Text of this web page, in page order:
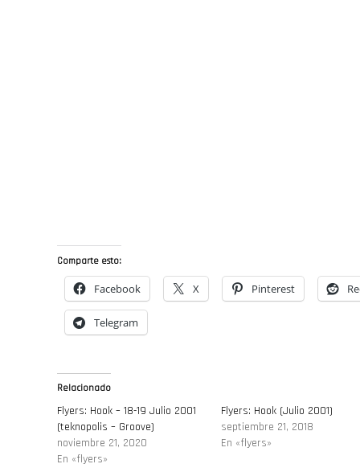
Comparte esto:
Facebook X Pinterest
Telegram
Relacionado
Flyers: Hook – 18-19 Julio 2001
(teknopolis – Groove)
noviembre 21, 2020
En «flyers»
Flyers: Hook (Julio 2001)
septiembre 21, 2018
En «flyers»